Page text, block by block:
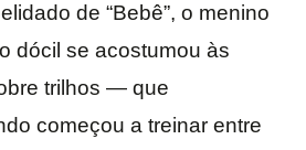
de “Bebê”, o menino
dócil se acostumou às
trilhos — que
começou a treinar entre